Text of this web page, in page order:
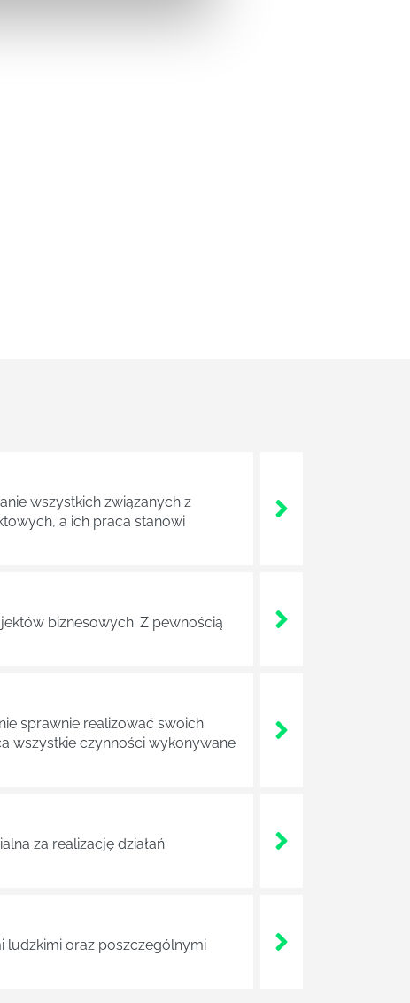
wszystkich związanych z
a ich praca stanowi
biznesowych. Z pewnością
sprawnie realizować swoich
wszystkie czynności wykonywane
za realizację działań
ludzkimi oraz poszczególnymi